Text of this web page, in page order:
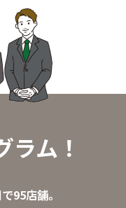
ラム！
95店舗。